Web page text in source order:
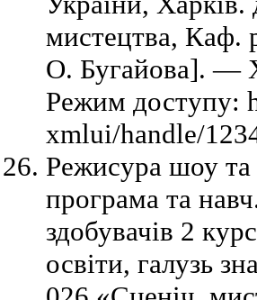
мистецтва, Каф.
О. Бугайова]. —
Режим доступу:
xmlui/handle/
Режисура шоу та
програма та
здобувачів 2
освіти, галузь